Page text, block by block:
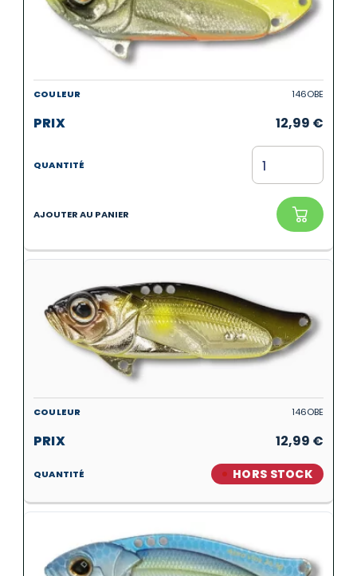
146OBE
12,99 €
146OBE
12,99 €
HORS STOCK